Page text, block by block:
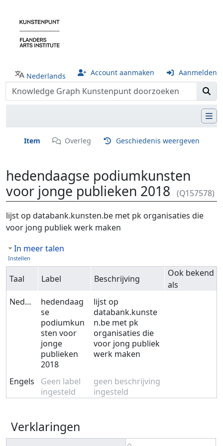
Nederlands Account aanmaken Aanmelden
Item Overleg Geschiedenis weergeven
hedendaagse podiumkunsten
voor jonge publieken 2018
(Q157578)
Ga naar:navigatie,zoeken
lijst op databank.kunsten.be met pk organisaties die
voor jong publiek werk maken
In meer talen
Instellen
Taal Label Beschrijving
Ook bekend
als
Nederlands
hedendaag
se
podiumkun
sten voor
jonge
publieken
2018
lijst op
databank.kunste
n.be met pk
organisaties die
voor jong publiek
werk maken
Engels
Geen label
ingesteld
geen beschrijving
ingesteld
Verklaringen